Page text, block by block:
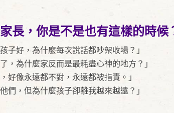
長，你是不是也有這樣的時候
子好，為什麼每次說話都吵架收場？」
，為什麼家反而是最耗盡心神的地方？」
好像永遠都不對，永遠都被指責。」
們，但為什麼孩子卻離我越來越遠？」